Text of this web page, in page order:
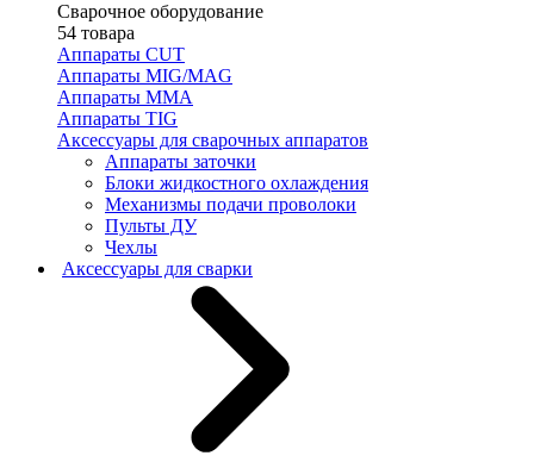
Сварочное оборудование
54 товара
Аппараты CUT
Аппараты MIG/MAG
Аппараты MMA
Аппараты TIG
Аксессуары для сварочных аппаратов
Аппараты заточки
Блоки жидкостного охлаждения
Механизмы подачи проволоки
Пульты ДУ
Чехлы
Аксессуары для сварки